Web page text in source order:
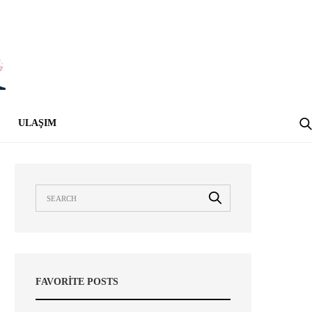
ULAŞIM
FAVORITE POSTS